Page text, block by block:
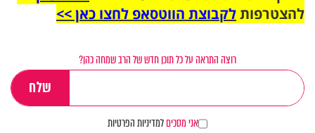
להצטרפותלקבוצת הווטסאפ לחצו כאן >>
רוצה התראה על כל תוכן חדש של הרב שמחה כהן?
אני מסכיםלמדיניות הפרטיות